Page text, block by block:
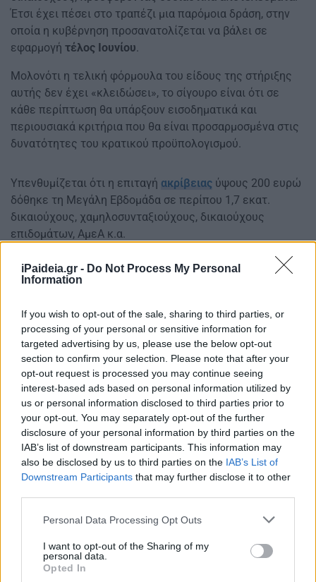
iPaideia.gr - Do Not Process My Personal
Information
If you wish to opt-out of the sale, sharing to third parties, or
processing of your personal or sensitive information for
targeted advertising by us, please use the below opt-out
section to confirm your selection. Please note that after your
opt-out request is processed you may continue seeing
interest-based ads based on personal information utilized by
us or personal information disclosed to third parties prior to
your opt-out. You may separately opt-out of the further
disclosure of your personal information by third parties on the
IAB’s list of downstream participants. This information may
also be disclosed by us to third parties on the IAB’s List of
Downstream Participants that may further disclose it to other
Please note that this website/app uses one or more Google
not limited to your visit or usage behaviour. You may click to
grant or deny consent to Google and its third-party tags to
use your data for below specified purposes in below Google
Personal Data Processing Opt Outs
I want to opt-out of the Sharing of my
personal data.
Opted In
Έτσι έχει πέσει στο τραπέζι μια παρόμοια δράση, στην
οποία η κυβέρνηση προσανατολίζεται να βάλει σε
εφαρμογή τέλος Ιουνίου.
Μολονότι η τελική φόρμουλα του είδους της στήριξης
αυτής δεν έχει «κλειδώσει», το σίγουρο είναι ότι σε
κάθε περίπτωση θα υπάρξουν εισοδηματικά και
περιουσιακά κριτήρια που θα είναι προσαρμοσμένα στις
δυνατότητες του κρατικού προϋπολογισμού.
Υπενθυμίζεται ότι η επιταγή ακρίβειας ύψους 200 ευρώ
δόθηκε τη Μεγάλη Εβδομάδα σε περίπου 1,7 εκατ.
δικαιούχους, χαμηλοσυνταξιούχους, δικαιούχους
επιδομάτων, ΑμεΑ κ.α.
Σε ό,τι αφορά στο ρεύμα το Μάιο θα συνεχιστούν οι
επιδοτήσεις. Πρόκειται για 72 ευρώ για τις πρώτες 300
Επιπλέον και το τρέχον μήνα θα συνεχιστεί η επιδότηση
στο πετρέλαιο κίνησης, ύψους 0,15 ευρώ ανά λίτρο στην
αντλία για όλους.